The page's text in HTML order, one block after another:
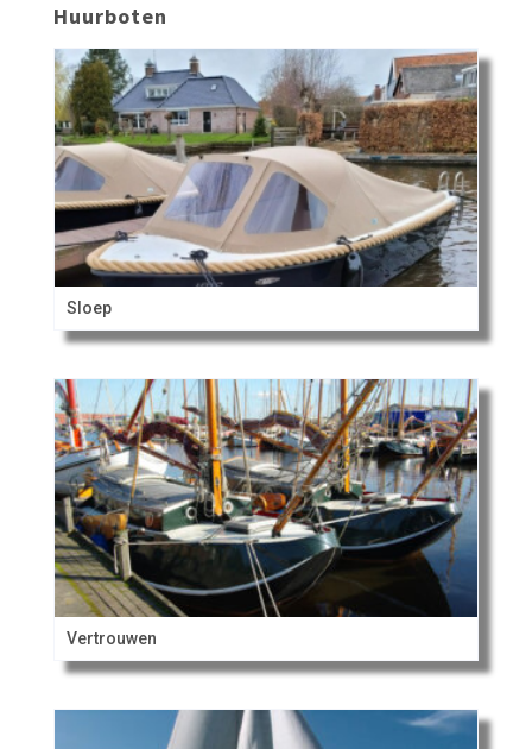
Huurboten
Sloep
Vertrouwen